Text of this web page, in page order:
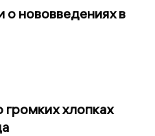
о нововведениях в
хлопках